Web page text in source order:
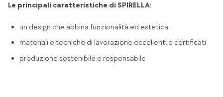
Le principali caratteristiche di SPIRELLA:
un design che abbina funzionalità ed estetica
materiali e tecniche di lavorazione eccellenti e certificati
produzione sostenibile e responsabile